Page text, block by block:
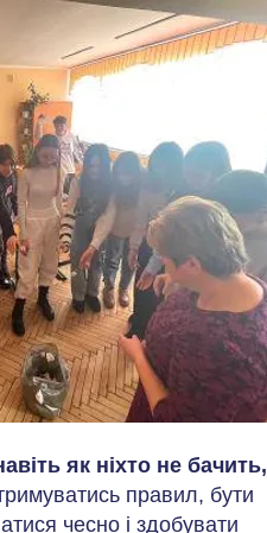
як ніхто не бачить,
правил, бути
чесно і здобувати